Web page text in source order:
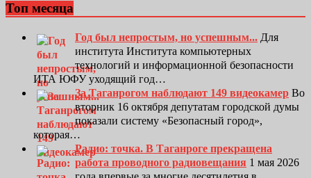
Топ месяца
Год был непростым, но успешным... Для
института Института компьютерных
технологий и информационной безопасности
ИТА ЮФУ уходящий год…
За Таганрогом наблюдают 149 видеокамер Во
вторник 16 октября депутатам городской думы
показали систему «Безопасный город»,
которая…
Радио: точка. В Таганроге прекращена
работа проводного радиовещания 1 мая 2026